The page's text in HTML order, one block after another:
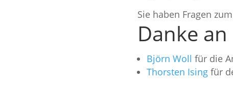
Sie haben Fragen
Danke an
Björn Woll für die
Thorsten Isingfür